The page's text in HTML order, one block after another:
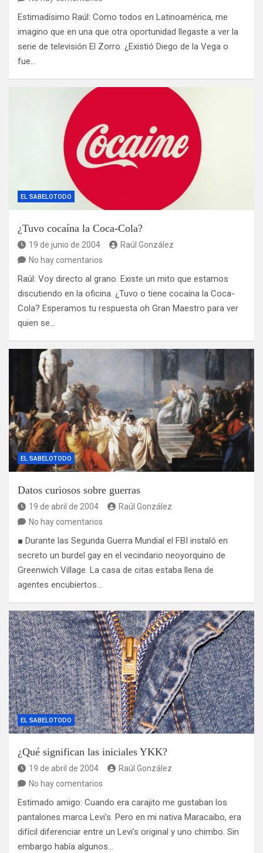
Estimadísimo Raúl: Como todos en Latinoamérica, me
imagino que en una que otra oportunidad llegaste a ver la
serie de televisión El Zorro. ¿Existió Diego de la Vega o
fue…
EL SABELOTODO
¿Tuvo cocaína la Coca-Cola?
19 de junio de 2004
Raúl González
No hay comentarios
Raúl: Voy directo al grano. Existe un mito que estamos
discutiendo en la oficina. ¿Tuvo o tiene cocaína la Coca-
Cola? Esperamos tu respuesta oh Gran Maestro para ver
quien se…
EL SABELOTODO
Datos curiosos sobre guerras
19 de abril de 2004
Raúl González
No hay comentarios
■ Durante las Segunda Guerra Mundial el FBI instaló en
secreto un burdel gay en el vecindario neoyorquino de
Greenwich Village. La casa de citas estaba llena de
agentes encubiertos…
EL SABELOTODO
¿Qué significan las iniciales YKK?
19 de abril de 2004
Raúl González
No hay comentarios
Estimado amigo: Cuando era carajito me gustaban los
pantalones marca Levi’s. Pero en mi nativa Maracaibo, era
difícil diferenciar entre un Levi’s original y uno chimbo. Sin
embargo había algunos…